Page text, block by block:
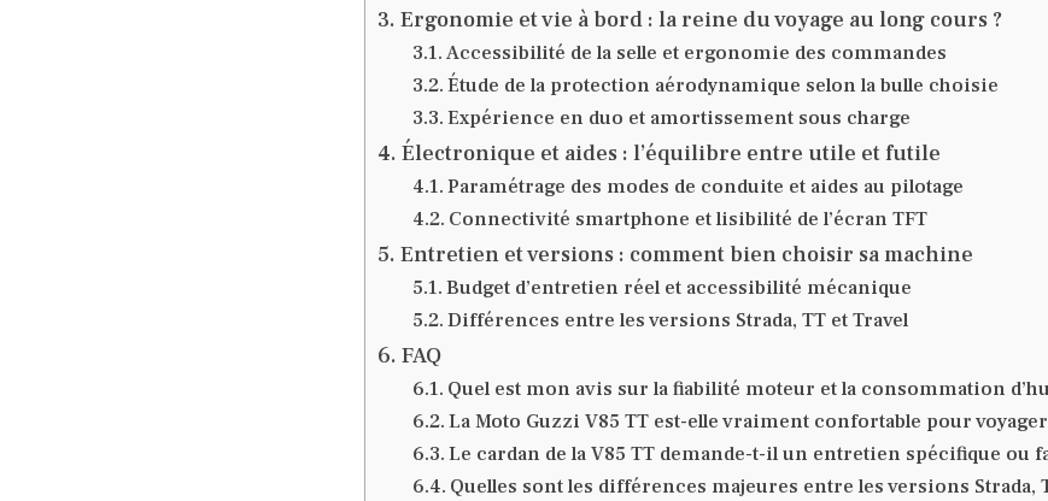
Ergonomie et vie à bord : la reine du voyage au long cours ?
Accessibilité de la selle et ergonomie des commandes
Étude de la protection aérodynamique selon la bulle choisie
Expérience en duo et amortissement sous charge
Électronique et aides : l’équilibre entre utile et futile
Paramétrage des modes de conduite et aides au pilotage
Connectivité smartphone et lisibilité de l’écran TFT
Entretien et versions : comment bien choisir sa machine
Budget d’entretien réel et accessibilité mécanique
Différences entre les versions Strada, TT et Travel
FAQ
Quel est mon avis sur la fiabilité moteur et la consommation
La Moto Guzzi V85 TT est-elle vraiment confortable pour
Le cardan de la V85 TT demande-t-il un entretien spécifique ou
Quelles sont les différences majeures entre les versions Strada,